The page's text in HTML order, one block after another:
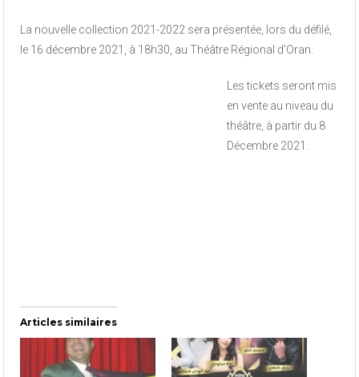
La nouvelle collection 2021-2022 sera présentée, lors du défilé,
le 16 décembre 2021, à 18h30, au Théâtre Régional d’Oran.
Les tickets seront mis
en vente au niveau du
théâtre, à partir du 8
Décembre 2021.
Articles similaires